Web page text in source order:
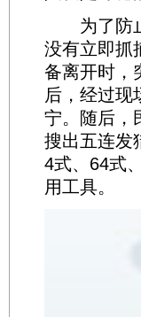
为了防止
没有立即抓
备离开时，
后，经过现
宁。随后，
搜出五连发
4式、64式
用工具。